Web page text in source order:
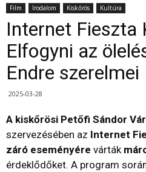
Film Irodalom Kiskőrös Kultúra
Internet Fieszta
Elfogyni az
Endre szerelmei
2025-03-28
A kiskőrösi Petőfi Sándor
szervezésében az Internet
záró eseményére várták
érdeklődőket. A program